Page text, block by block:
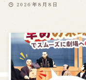
求人情報
関連施設
2026年8月8日